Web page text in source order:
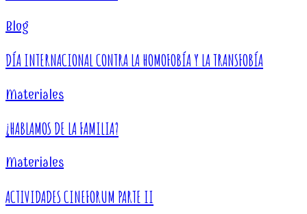
Blog
DÍA INTERNACIONAL CONTRA LA HOMOFOBÍA Y LA TRANSFOBÍA
Materiales
¿HABLAMOS DE LA FAMILIA?
Materiales
ACTIVIDADES CINEFORUM PARTE II